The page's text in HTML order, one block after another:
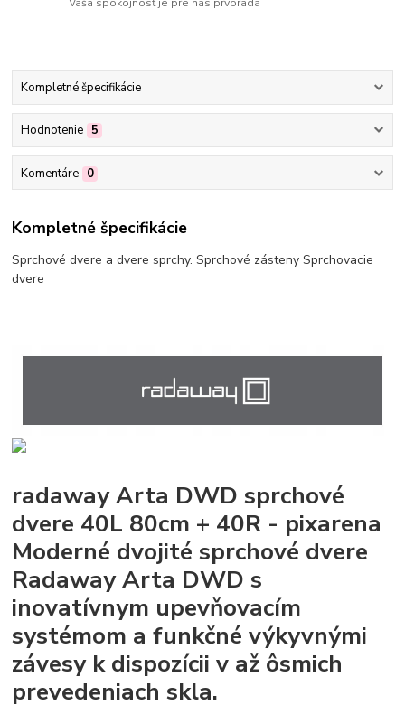
Kompletné špecifikácie
Hodnotenie 5
Komentáre 0
Kompletné špecifikácie
Sprchové dvere a dvere sprchy. Sprchové zásteny Sprchovacie
dvere
radaway Arta DWD sprchové
dvere 40L 80cm + 40R - pixarena
Moderné dvojité sprchové dvere
Radaway Arta DWD s
inovatívnym upevňovacím
systémom a funkčné výkyvnými
závesy k dispozícii v až ôsmich
prevedeniach skla.